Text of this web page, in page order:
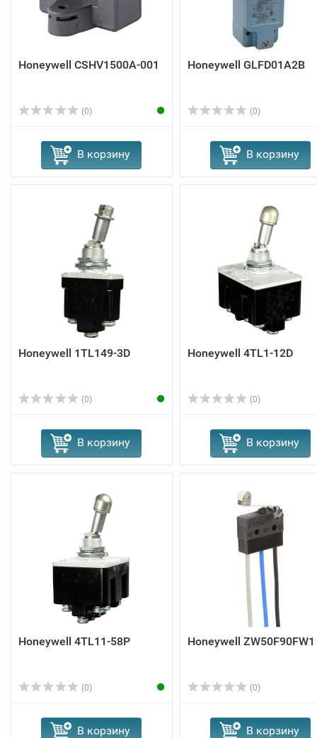
Honeywell CSHV1500A-001
(0)
В корзину
Honeywell GLFD01A2B
(0)
В корзину
Honeywell 1TL149-3D
(0)
В корзину
Honeywell 4TL1-12D
(0)
В корзину
Honeywell 4TL11-58P
(0)
В корзину
Honeywell ZW50F90FW1
(0)
В корзину